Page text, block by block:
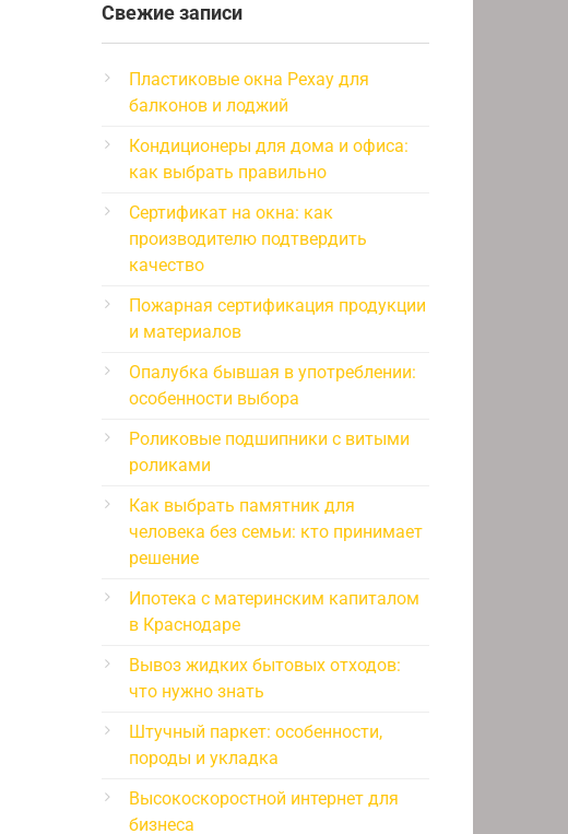
Свежие записи
Пластиковые окна Рехау для
балконов и лоджий
Кондиционеры для дома и офиса:
как выбрать правильно
Сертификат на окна: как
производителю подтвердить
качество
Пожарная сертификация продукции
и материалов
Опалубка бывшая в употреблении:
особенности выбора
Роликовые подшипники с витыми
роликами
Как выбрать памятник для
человека без семьи: кто принимает
решение
Ипотека с материнским капиталом
в Краснодаре
Вывоз жидких бытовых отходов:
что нужно знать
Штучный паркет: особенности,
породы и укладка
Высокоскоростной интернет для
бизнеса